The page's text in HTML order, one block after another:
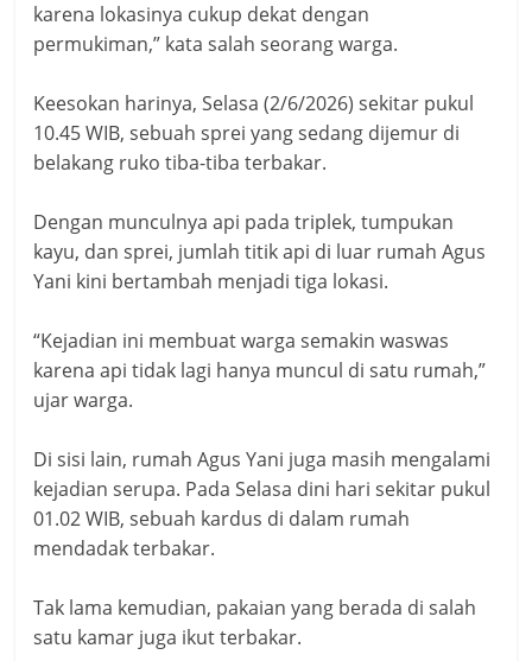
karena lokasinya cukup dekat dengan
permukiman,” kata salah seorang warga.
Keesokan harinya, Selasa (2/6/2026) sekitar pukul
10.45 WIB, sebuah sprei yang sedang dijemur di
belakang ruko tiba-tiba terbakar.
Dengan munculnya api pada triplek, tumpukan
kayu, dan sprei, jumlah titik api di luar rumah Agus
Yani kini bertambah menjadi tiga lokasi.
“Kejadian ini membuat warga semakin waswas
karena api tidak lagi hanya muncul di satu rumah,”
ujar warga.
Di sisi lain, rumah Agus Yani juga masih mengalami
kejadian serupa. Pada Selasa dini hari sekitar pukul
01.02 WIB, sebuah kardus di dalam rumah
mendadak terbakar.
Tak lama kemudian, pakaian yang berada di salah
satu kamar juga ikut terbakar.